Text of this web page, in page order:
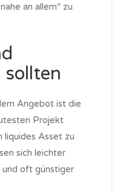
an allem“ zu
Angebot ist die
Projekt
liquides Asset zu
sich leichter
oft günstiger